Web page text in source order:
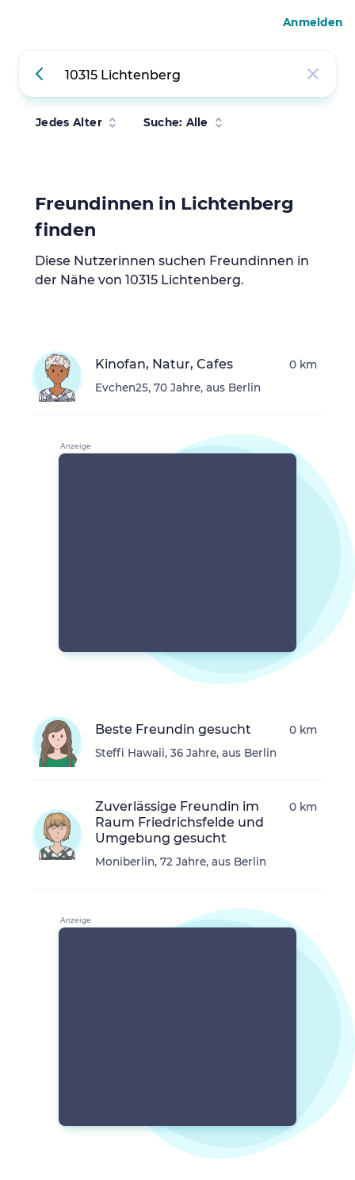
Jedes Alter Suche: Alle
Freundinnen in Lichtenberg
finden
Diese Nutzerinnen suchen Freundinnen in
der Nähe von 10315 Lichtenberg.
Kinofan, Natur, Cafes
Evchen25, 70 Jahre, aus Berlin
0 km
Beste Freundin gesucht
Steffi Hawaii, 36 Jahre, aus Berlin
0 km
Zuverlässige Freundin im
Raum Friedrichsfelde und
Umgebung gesucht
Moniberlin, 72 Jahre, aus Berlin
0 km
Anmelden